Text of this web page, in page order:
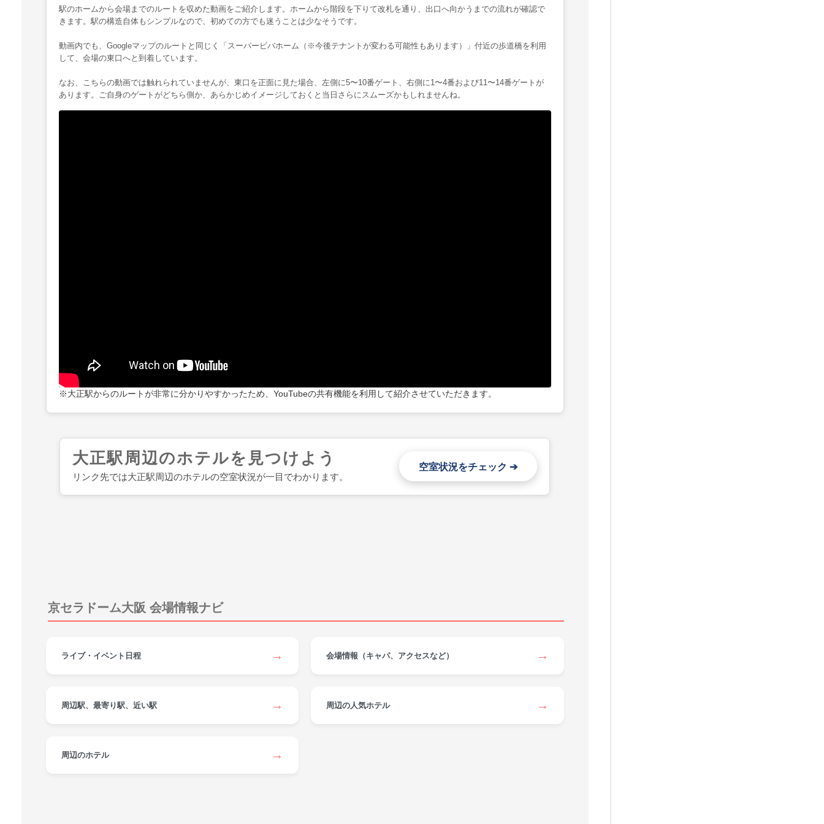
駅のホームから会場までのルートを収めた動画をご紹介します。ホームから階段を下りて改札を通り、出口へ向かうまでの流れが確認で
きます。駅の構造自体もシンプルなので、初めての方でも迷うことは少なそうです。
動画内でも、Googleマップのルートと同じく「スーパービバホーム（※今後テナントが変わる可能性もあります）」付近の歩道橋を利用
して、会場の東口へと到着しています。
なお、こちらの動画では触れられていませんが、東口を正面に見た場合、左側に5〜10番ゲート、右側に1〜4番および11〜14番ゲートが
あります。ご自身のゲートがどちら側か、あらかじめイメージしておくと当日さらにスムーズかもしれませんね。
※大正駅からのルートが非常に分かりやすかったため、YouTubeの共有機能を利用して紹介させていただきます。
大正駅周辺のホテルを見つけよう
リンク先では大正駅周辺のホテルの空室状況が一目でわかります。
空室状況をチェック ➔
京セラドーム大阪 会場情報ナビ
ライブ・イベント日程 → 会場情報（キャパ、アクセスなど） →
周辺駅、最寄り駅、近い駅 → 周辺の人気ホテル →
周辺のホテル →